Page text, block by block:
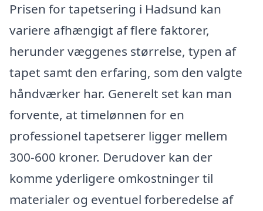
Prisen for tapetsering i Hadsund kan
variere afhængigt af flere faktorer,
herunder væggenes størrelse, typen af
tapet samt den erfaring, som den valgte
håndværker har. Generelt set kan man
forvente, at timelønnen for en
professionel tapetserer ligger mellem
300-600 kroner. Derudover kan der
komme yderligere omkostninger til
materialer og eventuel forberedelse af